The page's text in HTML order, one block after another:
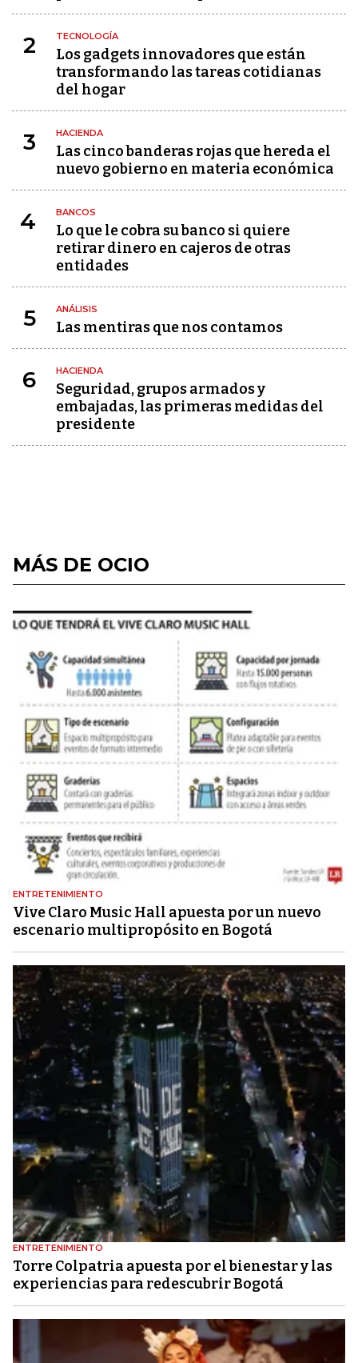
2 TECNOLOGÍA
Los gadgets innovadores que están
transformando las tareas cotidianas
del hogar
3 HACIENDA
Las cinco banderas rojas que hereda el
nuevo gobierno en materia económica
4 BANCOS
Lo que le cobra su banco si quiere
retirar dinero en cajeros de otras
entidades
5 ANÁLISIS
Las mentiras que nos contamos
6 HACIENDA
Seguridad, grupos armados y
embajadas, las primeras medidas del
presidente
MÁS DE OCIO
ENTRETENIMIENTO
Vive Claro Music Hall apuesta por un nuevo
escenario multipropósito en Bogotá
ENTRETENIMIENTO
Torre Colpatria apuesta por el bienestar y las
experiencias para redescubrir Bogotá